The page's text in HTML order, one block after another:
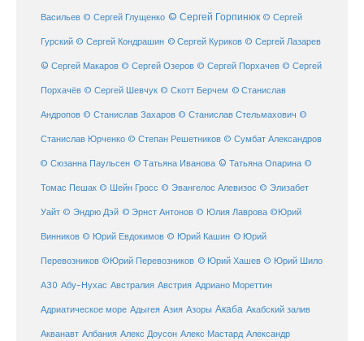
Васильев © Сергей Глущенко © Сергей Горпинюк © Сергей
Гурский © Сергей Кондрашин © Сергей Куриков © Сергей Лазарев
© Сергей Макаров © Сергей Озеров © Сергей Порхачев © Сергей
Порхачёв © Сергей Шевчук © Скотт Берчем © Станислав
Андропов © Станислав Захаров © Станислав Стельмахович ©
Станислав Юрченко © Степан Решетников © Сумбат Александров
© Сюзанна Паульсен © Татьяна Иванова © Татьяна Опарина ©
Томас Пешак © Шейн Гросс © Эвангелос Алевизос © Элизабет
Уайт © Эндрю Дэй © Эрнст Антонов © Юлия Лаврова ©Юрий
Винников © Юрий Евдокимов © Юрий Кашин © Юрий
Перевозников ©Юрий Перевозников © Юрий Хашев © Юрий Шило
А30 Абу-Нухас Австралия Австрия Адриано Мореттин
Адриатическое море Адыгея Азия Азоры Акаба Акабский залив
Акванавт Албания Алекс Доусон Алекс Мастард Александр